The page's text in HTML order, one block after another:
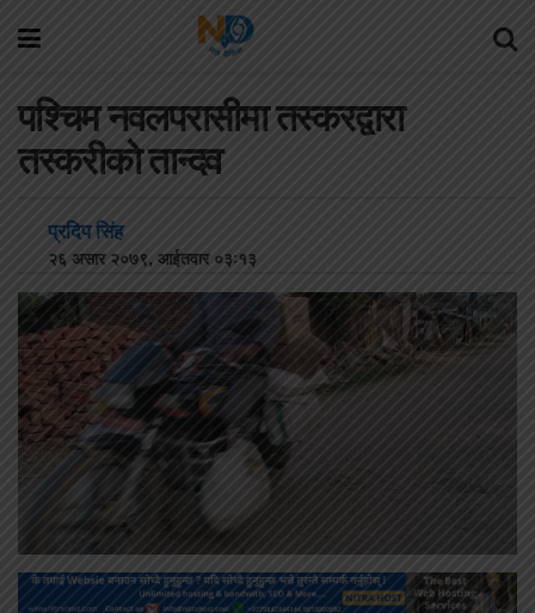
पश्चिम नवलपरासीमा तस्करद्वारा
तस्करीकाे तान्दव
प्रदिप सिंह
२६ असार २०७९, आईतवार ०३:१३